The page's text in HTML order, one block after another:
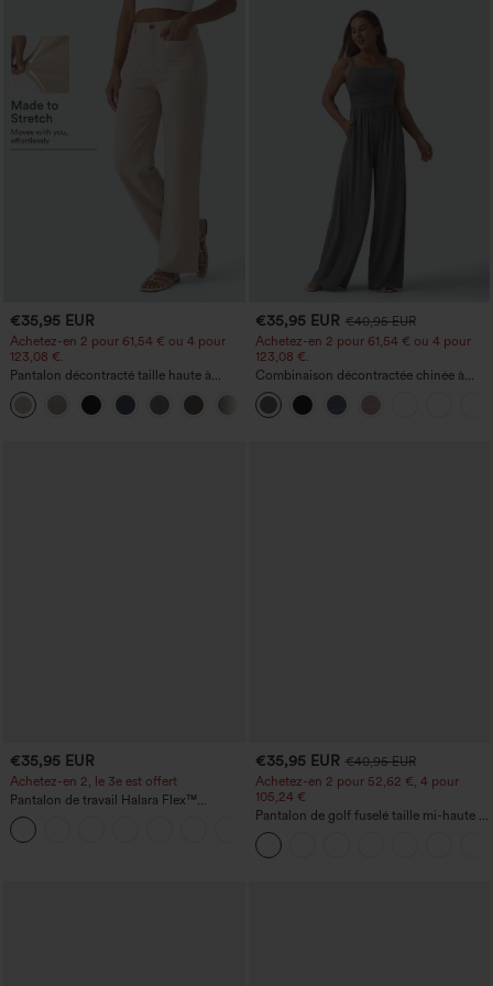
€35,95 EUR
Achetez-en 2 pour 61,54 € ou 4 pour
123,08 €.
Pantalon décontracté taille haute à
jambe droite, effet lin, avec poches
+5
€35,95 EUR €40,95 EUR
Achetez-en 2 pour 61,54 € ou 4 pour
123,08 €.
Combinaison décontractée chinée à
bretelles réglables, fronces et jambes
larges, avec poches — facile comme
tout
€35,95 EUR
Achetez-en 2, le 3e est offert
Pantalon de travail Halara Flex™
DayStretch à taille haute, avec poches et
coupe droite
€35,95 EUR €40,95 EUR
Achetez-en 2 pour 52,62 €, 4 pour
105,24 €
Pantalon de golf fuselé taille mi-haute à
cordon, ourlet incurvé, séchage rapide,
avec poches — UPF40+